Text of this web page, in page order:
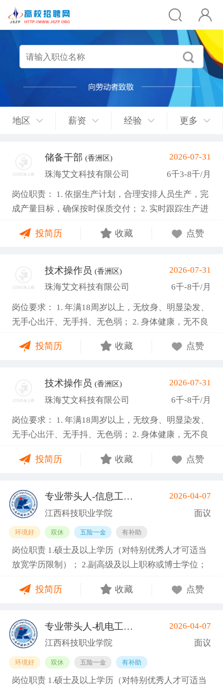
地区 薪资 经验 更多
储备干部 (香洲区)
2026-07-31
珠海艾文科技有限公司
6千3-8千/月
岗位职责： 1. 依据生产计划，合理安排人员生产，完
成产量目标，确保按时保质交付； 2. 实时跟踪生产进
安全生产； 岗位要求： 1. 高中/中专或以上学历，性
3. 强责任心、执行力，较好的沟通协同能力。 4.长白
班（部分两班倒）、空调环境、坐着上班，能接受看
组； 6.会写周报、日报等报告，熟悉电脑操作；
投简历 收藏 点赞
技术操作员 (香洲区)
2026-07-31
珠海艾文科技有限公司
6千-8千/月
岗位要求： 1. 年满18周岁以上，无纹身、明显染发、
无手心出汗、无手抖、无色弱； 2. 身体健康，无不良
理； 4. 能接受两班倒，配合加班，服从公司管理。 空
健康证或3个月有效体检表 福利待遇： 1. 加班费严格
按劳动法规定，平日1.5倍、周末2倍、法定节假日3
奖励金1500元； 3. 提供免费住宿、加班晚餐、夜班宵
夜，每月500餐补； 4. 公司奖励机制完善设有全勤
奖、司龄奖、看镜补贴、岗位津贴、多功能奖、稳岗
奖、介绍奖等； 5. 丰富的节日福利、活动、生日礼
围。
投简历 收藏 点赞
技术操作员 (香洲区)
2026-07-31
珠海艾文科技有限公司
6千-8千/月
岗位要求： 1. 年满18周岁以上，无纹身、明显染发、
无手心出汗、无手抖、无色弱； 2. 身体健康，无不良
理； 4. 能接受两班倒，配合加班，服从公司管理。 空
健康证或3个月有效体检表 福利待遇： 1. 加班费严格
按劳动法规定，平日1.5倍、周末2倍、法定节假日3
倍； 2. 公司购买五险一金，入职满3个月可申请新人
奖励金1500元； 3. 提供免费住宿、加班晚餐、夜班宵
夜，每月500餐补； 4. 公司奖励机制完善设有全勤
奖、司龄奖、看镜补贴、岗位津贴、多功能奖、稳岗
物、团建等； 6. 轻松简单、诚信、温暖纯粹的工作氛
投简历 收藏 点赞
专业带头人-信息工程类 (南昌县)2026-04-07
江西科技职业学院
面议
环境好 双休 五险一金 有补助
岗位职责 1.硕士及以上学历（对特别优秀人才可适当
放宽学历限制）； 2.副高级及以上职称或博士学位；
著、学术译著、专利、咨询报告等）和主持参与的科
格、技能要求和身体条件； 5.熟悉学院专业建设、人
才培养工作和教学科研管理，在本学科领域具有一定
的学术水平和影响力； 6.专业要求：人工智能、大数
据、物联网、云计算等相关专业领域。 7.身体健康，
能够全职到岗工作。副教授及以上职称者年龄一般不
投简历 收藏 点赞
专业带头人-机电工程类 (南昌县)2026-04-07
江西科技职业学院
面议
环境好 双休 五险一金 有补助
岗位职责 1.硕士及以上学历（对特别优秀人才可适当